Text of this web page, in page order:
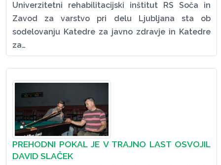
Univerzitetni rehabilitacijski inštitut RS Soča in
Zavod za varstvo pri delu Ljubljana sta ob
sodelovanju Katedre za javno zdravje in Katedre
za…
PREHODNI POKAL JE V TRAJNO LAST OSVOJIL
DAVID SLAČEK